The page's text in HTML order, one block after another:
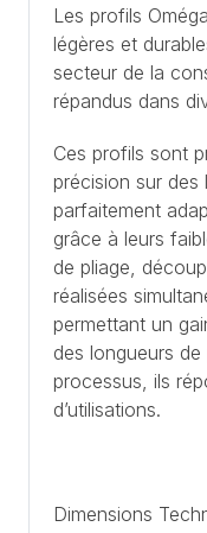
Les profils
légères et
secteur de la
répandus dans
Ces profils sont
précision sur
parfaitement
grâce à leurs
de pliage,
réalisées
permettant un
des longueurs
processus, ils
d’utilisations.
Dimensions